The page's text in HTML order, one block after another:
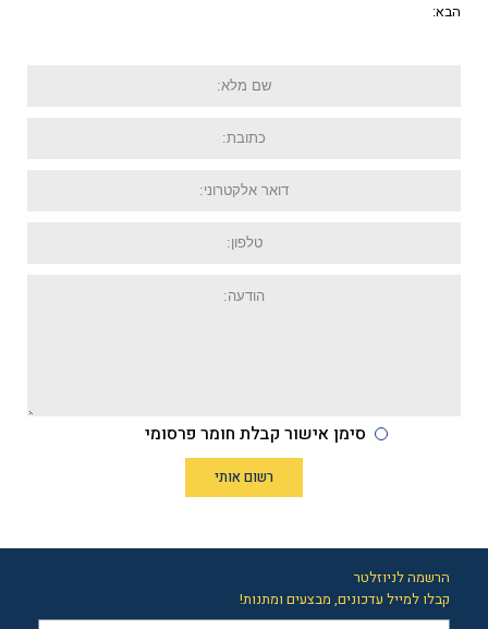
הבא:
מלא:
אלקטרוני:
סימן אישור קבלת חומר פרסומי
רשום אותי
הרשמה לניוזלטר
קבלו למייל עדכונים, מבצעים ומתנות!